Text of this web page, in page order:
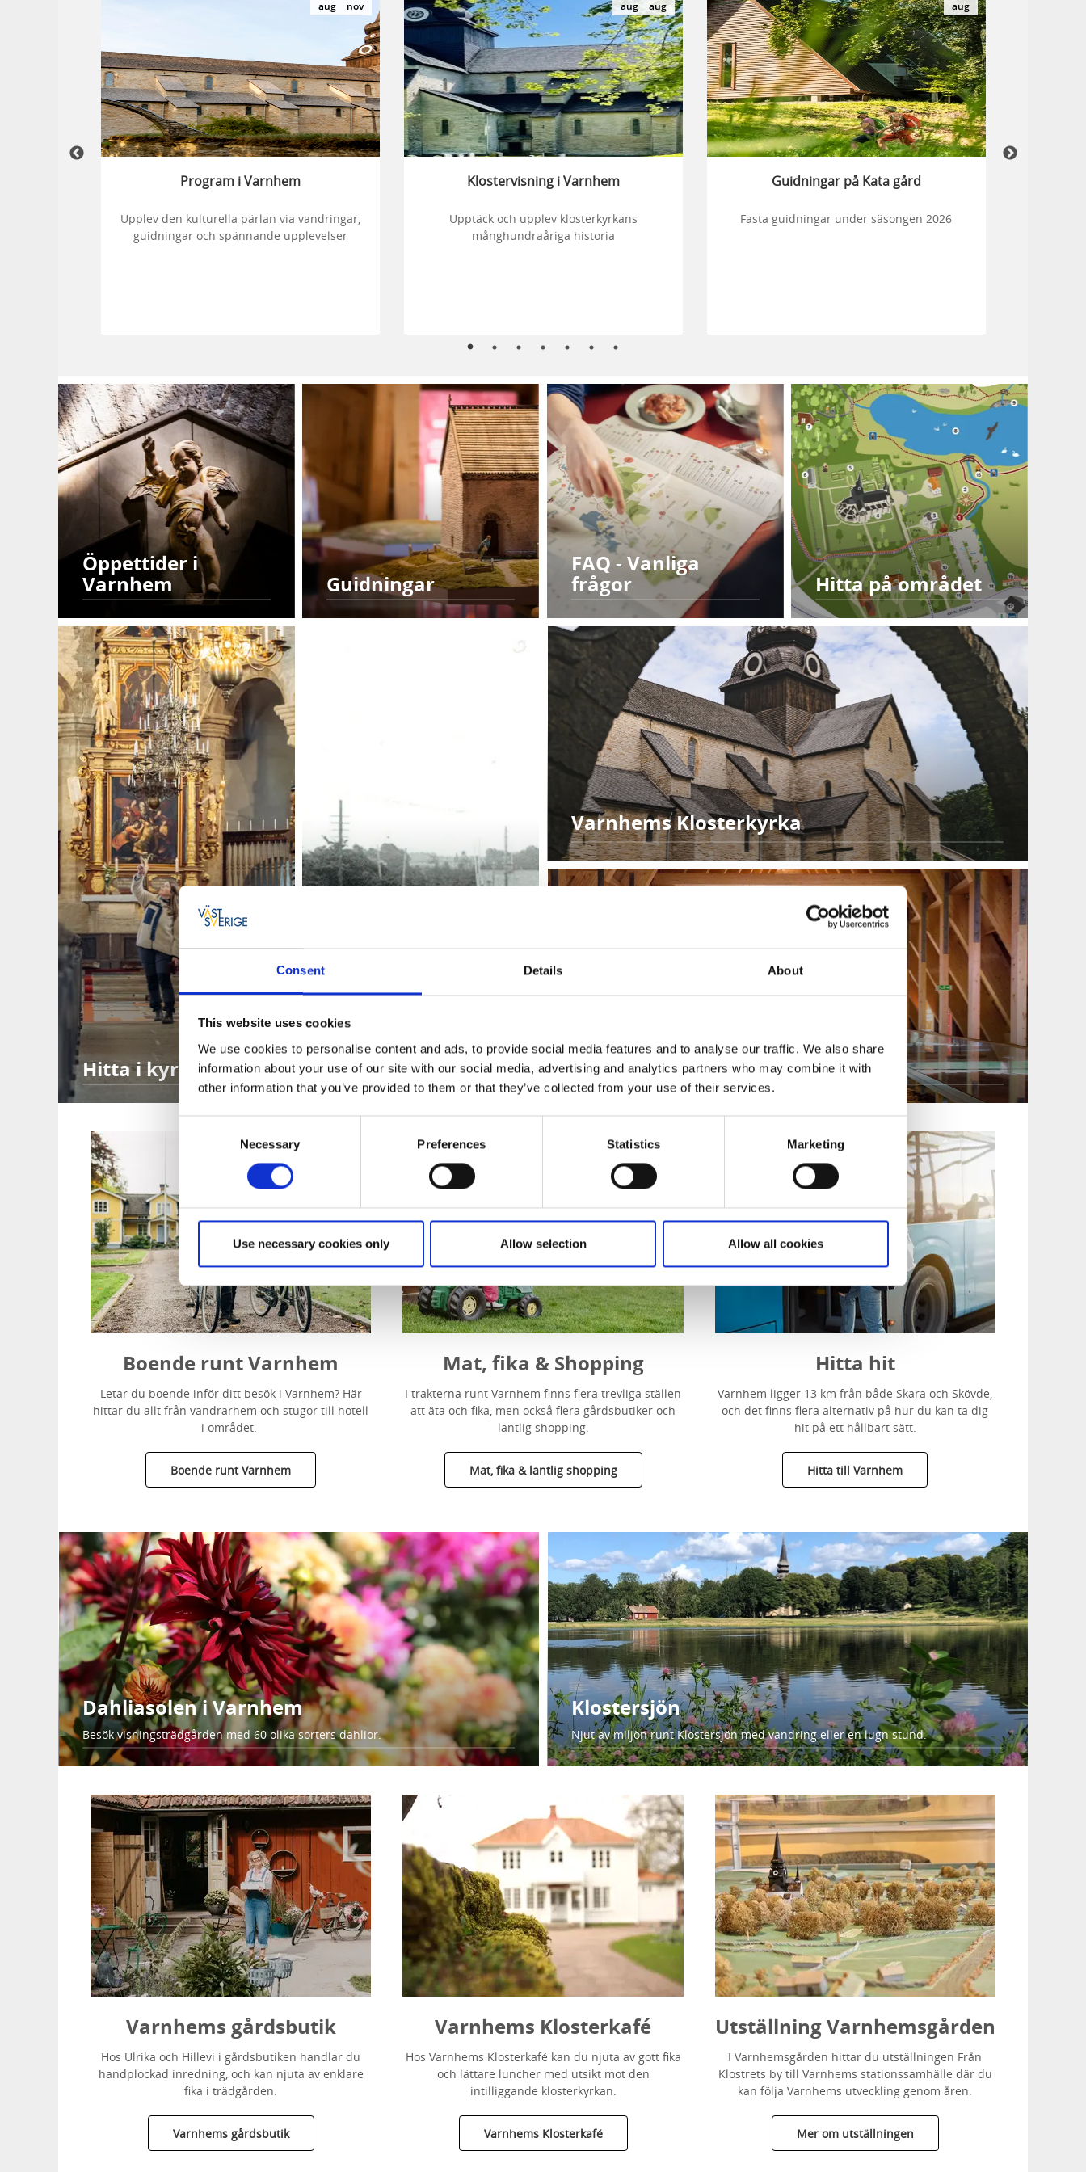
Consent Details About
This website uses cookies
We use cookies to personalise content and ads, to provide social media features and to analyse our traffic. We also share
information about your use of our site with our social media, advertising and analytics partners who may combine it with
other information that you’ve provided to them or that they’ve collected from your use of their services.
Necessary Preferences Statistics Marketing
Use necessary cookies only Allow selection Allow all cookies
aug nov
Program i Varnhem
Upplev den kulturella pärlan via vandringar,
guidningar och spännande upplevelser
aug aug
Klostervisning i Varnhem
Upptäck och upplev klosterkyrkans
månghundraåriga historia
aug
Guidningar på Kata gård
Fasta guidningar under säsongen 2026
Öppettider i
Varnhem Guidningar
FAQ - Vanliga
frågor Hitta på området
Hitta i kyrkan Varnhems historia
Varnhems Klosterkyrka
Kata gård
Boende runt Varnhem
Letar du boende inför ditt besök i Varnhem? Här
hittar du allt från vandrarhem och stugor till hotell
i området.
Boende runt Varnhem
Mat, fika & Shopping
I trakterna runt Varnhem finns flera trevliga ställen
att äta och fika, men också flera gårdsbutiker och
lantlig shopping.
Mat, fika & lantlig shopping
Hitta hit
Varnhem ligger 13 km från både Skara och Skövde,
och det finns flera alternativ på hur du kan ta dig
hit på ett hållbart sätt.
Hitta till Varnhem
Dahliasolen i Varnhem
Besök visningsträdgården med 60 olika sorters dahlior.
Klostersjön
Njut av miljön runt Klostersjön med vandring eller en lugn stund.
Varnhems gårdsbutik
Hos Ulrika och Hillevi i gårdsbutiken handlar du
handplockad inredning, och kan njuta av enklare
fika i trädgården.
Varnhems gårdsbutik
Varnhems Klosterkafé
Hos Varnhems Klosterkafé kan du njuta av gott fika
och lättare luncher med utsikt mot den
intilliggande klosterkyrkan.
Varnhems Klosterkafé
Utställning Varnhemsgården
I Varnhemsgården hittar du utställningen Från
Klostrets by till Varnhems stationssamhälle där du
kan följa Varnhems utveckling genom åren.
Mer om utställningen